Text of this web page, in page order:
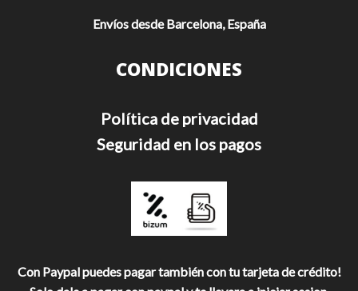
Envíos desde Barcelona, España
CONDICIONES
Política de privacidad
Seguridad en los pagos
Con Paypal puedes pagar también con tu tarjeta de crédito!